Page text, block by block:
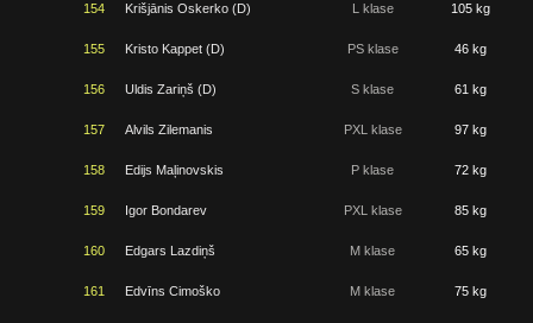
154 Krišjānis Oskerko (D) L klase 105 kg
155 Kristo Kappet (D) PS klase 46 kg
156 Uldis Zariņš (D) S klase 61 kg
157 Alvils Zilemanis PXL klase 97 kg
158 Edijs Maļinovskis P klase 72 kg
159 Igor Bondarev PXL klase 85 kg
160 Edgars Lazdiņš M klase 65 kg
161 Edvīns Cimoško M klase 75 kg